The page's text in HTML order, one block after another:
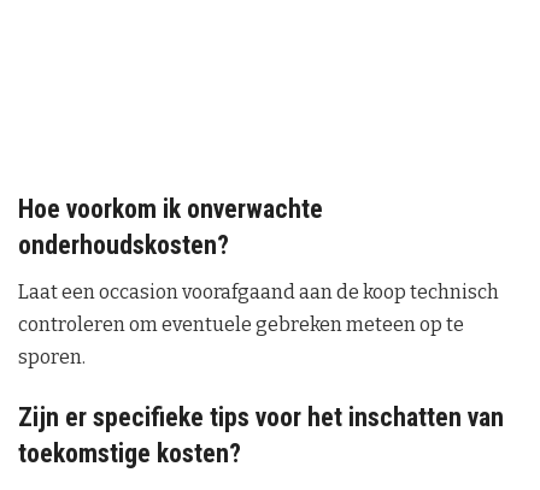
Hoe voorkom ik onverwachte
onderhoudskosten?
Laat een occasion voorafgaand aan de koop technisch
controleren om eventuele gebreken meteen op te
sporen.
Zijn er specifieke tips voor het inschatten van
toekomstige kosten?